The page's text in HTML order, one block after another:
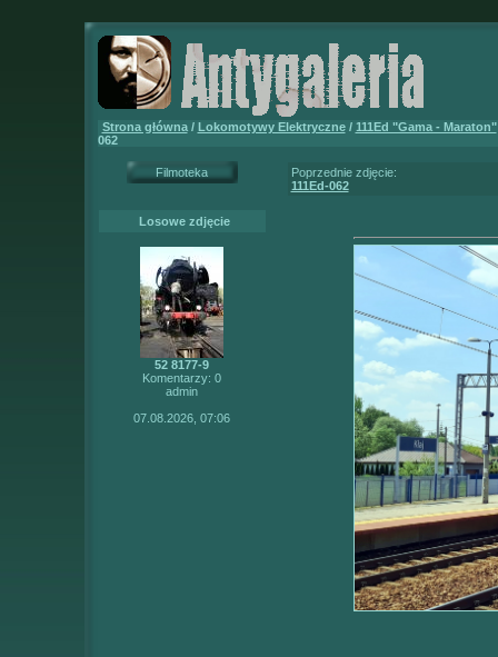
Strona główna/ Lokomotywy Elektryczne/ 111Ed "Gama - Maraton"
062
Filmoteka
Losowe zdjęcie
52 8177-9
Komentarzy: 0
admin
07.08.2026, 07:06
Poprzednie zdjęcie:
111Ed-062